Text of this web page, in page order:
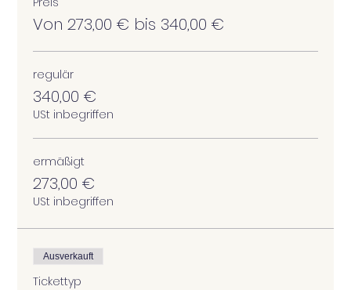
Von 273,00 € bis 340,00 €
regulär
340,00 €
USt inbegriffen
ermäßigt
273,00 €
USt inbegriffen
Ausverkauft
Tickettyp